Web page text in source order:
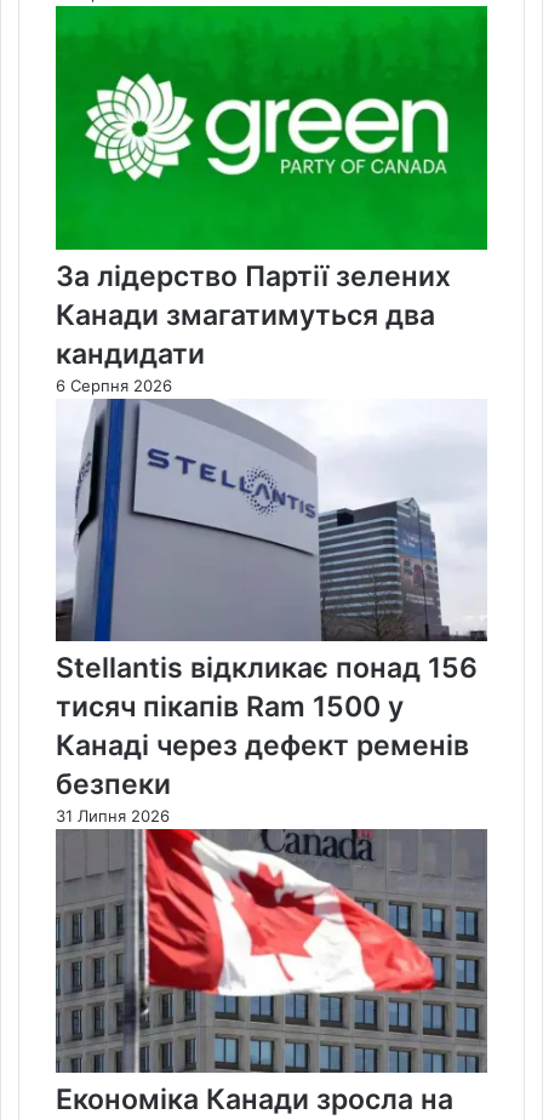
За лідерство Партії зелених
Канади змагатимуться два
кандидати
6 Серпня 2026
Stellantis відкликає понад 156
тисяч пікапів Ram 1500 у
Канаді через дефект ременів
безпеки
31 Липня 2026
Економіка Канади зросла на